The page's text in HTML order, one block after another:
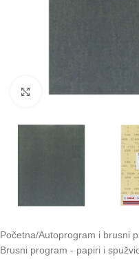
Početna/Autoprogram i brusni
Brusni program - papiri i